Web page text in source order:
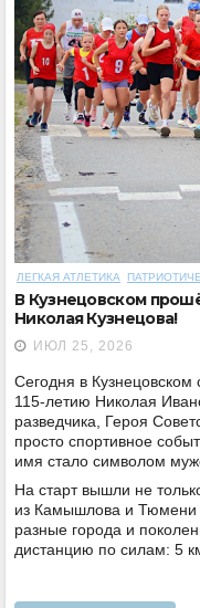
ЛЕГКАЯ АТЛЕТИКА
В Кузнецовском
Николая Кузнецова!
ИЮЛ 25, 2026
Сегодня в
115‑летию Николая
разведчика, Героя
просто спортивное
имя стало символом
На старт вышли не
из Камышлова и Тюмени
разные города и
дистанцию по силам: 5